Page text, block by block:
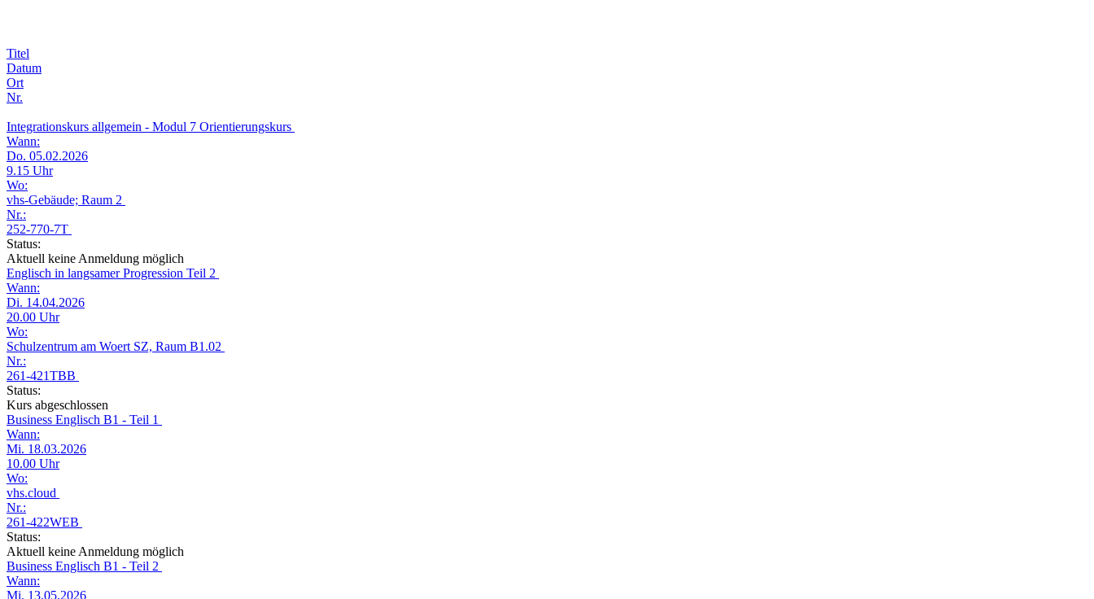
Titel
Datum
Ort
Nr.
Integrationskurs allgemein - Modul 7 Orientierungskurs
Wann:
Do. 05.02.2026
9.15 Uhr
Wo:
vhs-Gebäude; Raum 2
Nr.:
252-770-7T
Status:
Aktuell keine Anmeldung möglich
Englisch in langsamer Progression Teil 2
Wann:
Di. 14.04.2026
20.00 Uhr
Wo:
Schulzentrum am Woert SZ, Raum B1.02
Nr.:
261-421TBB
Status:
Kurs abgeschlossen
Business Englisch B1 - Teil 1
Wann:
Mi. 18.03.2026
10.00 Uhr
Wo:
vhs.cloud
Nr.:
261-422WEB
Status:
Aktuell keine Anmeldung möglich
Business Englisch B1 - Teil 2
Wann:
Mi. 13.05.2026